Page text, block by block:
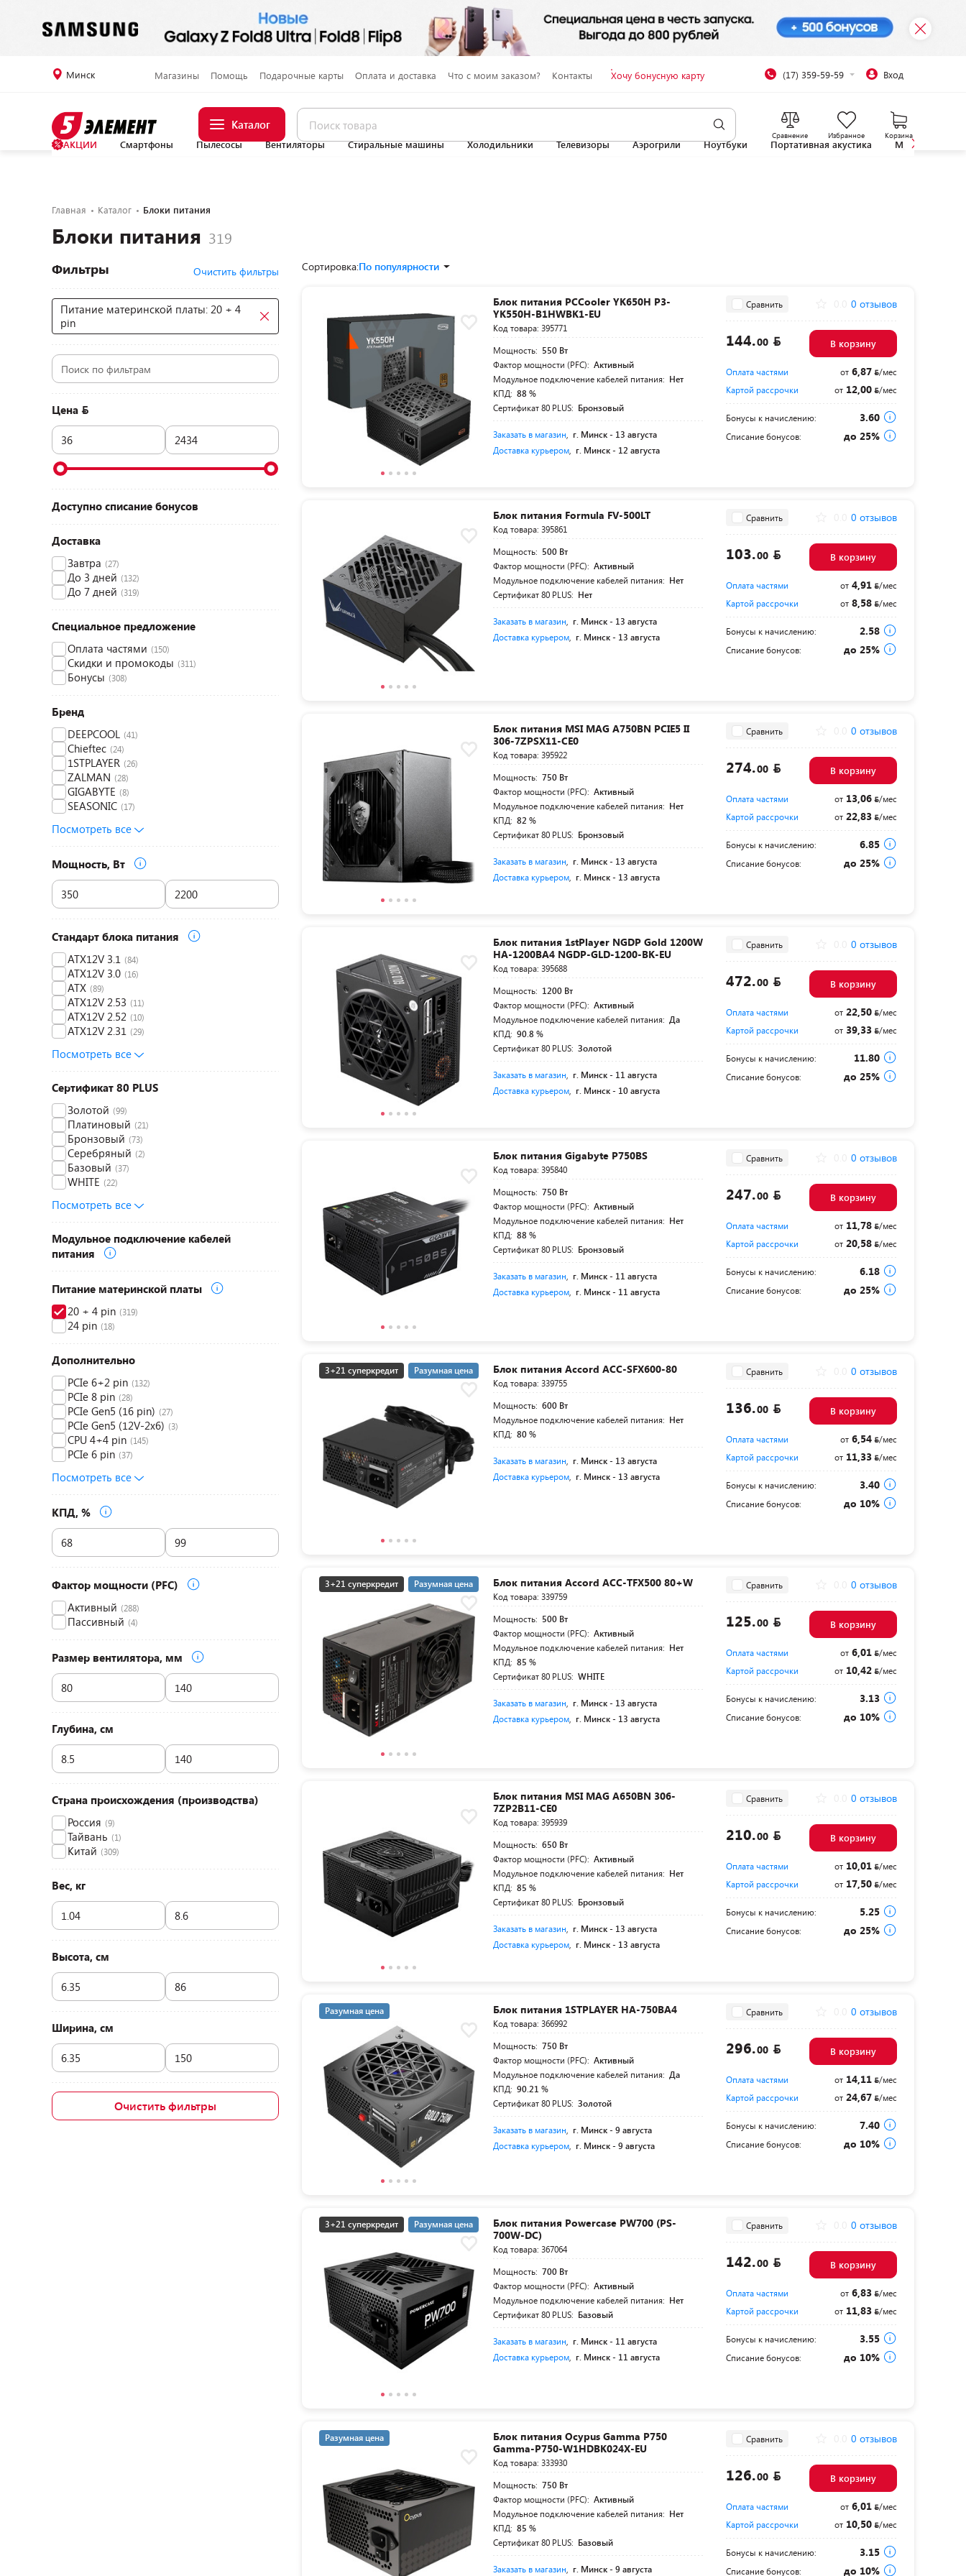
Минск Магазины Помощь Подарочные карты Оплата и доставка Что с моим заказом? Контакты Хочу бонусную карту (17) 359-59-59 Вход
Каталог
Сравнение Избранное Корзина
АКЦИИ Смартфоны Пылесосы Вентиляторы Стиральные машины Холодильники Телевизоры Аэрогрили Ноутбуки Портативная акустика
Главная Каталог Блоки питания
Блоки питания
Фильтры Очистить фильтры
Питание материнской платы: 20 + 4
pin
Цена
Доступно списание бонусов
Доставка
Завтра (27)
До 3 дней (132)
До 7 дней (319)
Специальное предложение
Оплата частями (150)
Скидки и промокоды (311)
Бонусы (308)
Бренд
DEEPCOOL (41)
Chieftec (24)
1STPLAYER (26)
ZALMAN (28)
GIGABYTE (8)
SEASONIC (17)
Посмотреть все
Мощность, Вт
Стандарт блока питания
ATX12V 3.1 (84)
ATX12V 3.0 (16)
ATX (89)
ATX12V 2.53 (11)
ATX12V 2.52 (10)
ATX12V 2.31 (29)
Посмотреть все
Сертификат 80 PLUS
Золотой (99)
Платиновый (21)
Бронзовый (73)
Серебряный (2)
Базовый (37)
WHITE (22)
Посмотреть все
Модульное подключение кабелей
питания
Питание материнской платы
20 + 4 pin (319)
24 pin (18)
Дополнительно
PCIe 6+2 pin (132)
PCIe 8 pin (28)
PCIe Gen5 (16 pin) (27)
PCIe Gen5 (12V-2x6) (3)
CPU 4+4 pin (145)
PCIe 6 pin (37)
Посмотреть все
КПД, %
Фактор мощности (PFC)
Активный (288)
Пассивный (4)
Размер вентилятора, мм
Глубина, см
Страна происхождения (производства)
Россия (9)
Тайвань (1)
Китай (309)
Вес, кг
Высота, см
Ширина, см
Очистить фильтры
Сортировка:По популярности
Блок питания PCCooler YK650H P3-
YK550H-B1HWBK1-EU
Код товара: 395771
Мощность: 550 Вт
Фактор мощности (PFC): Активный
Модульное подключение кабелей питания: Нет
КПД: 88 %
Сертификат 80 PLUS: Бронзовый
Заказать в магазин г. Минск - 13 августа
Доставка курьером г. Минск - 12 августа
Сравнить 0 отзывов
144.00 В корзину
Оплата частями от6,87
/мес
Картой рассрочки
от12,00 /мес
Бонусы к начислению: 3.60
Списание бонусов: до 25%
Блок питания Formula FV-500LT
Код товара: 395861
Мощность: 500 Вт
Фактор мощности (PFC): Активный
Модульное подключение кабелей питания: Нет
Сертификат 80 PLUS: Нет
Заказать в магазин г. Минск - 13 августа
Доставка курьером г. Минск - 13 августа
Сравнить 0 отзывов
103.00 В корзину
Оплата частями от4,91
/мес
Картой рассрочки
от8,58 /мес
Бонусы к начислению: 2.58
Списание бонусов: до 25%
Блок питания MSI MAG A750BN PCIE5 II
306-7ZPSX11-CE0
Код товара: 395922
Мощность: 750 Вт
Фактор мощности (PFC): Активный
Модульное подключение кабелей питания: Нет
КПД: 82 %
Сертификат 80 PLUS: Бронзовый
Заказать в магазин г. Минск - 13 августа
Доставка курьером г. Минск - 13 августа
Сравнить 0 отзывов
274.00 В корзину
Оплата частями от13,06
/мес
Картой рассрочки
от22,83 /мес
Бонусы к начислению: 6.85
Списание бонусов: до 25%
Блок питания 1stPlayer NGDP Gold 1200W
HA-1200BA4 NGDP-GLD-1200-BK-EU
Код товара: 395688
Мощность: 1200 Вт
Фактор мощности (PFC): Активный
Модульное подключение кабелей питания: Да
КПД: 90.8 %
Сертификат 80 PLUS: Золотой
Заказать в магазин г. Минск - 11 августа
Доставка курьером г. Минск - 10 августа
Сравнить 0 отзывов
472.00 В корзину
Оплата частями от22,50
/мес
Картой рассрочки
от39,33 /мес
Бонусы к начислению: 11.80
Списание бонусов: до 25%
Блок питания Gigabyte P750BS
Код товара: 395840
Мощность: 750 Вт
Фактор мощности (PFC): Активный
Модульное подключение кабелей питания: Нет
КПД: 88 %
Сертификат 80 PLUS: Бронзовый
Заказать в магазин г. Минск - 11 августа
Доставка курьером г. Минск - 11 августа
Сравнить 0 отзывов
247.00 В корзину
Оплата частями от11,78
/мес
Картой рассрочки
от20,58 /мес
Бонусы к начислению: 6.18
Списание бонусов: до 25%
3+21 суперкредит Разумная цена Блок питания Accord ACC-SFX600-80
Код товара: 339755
Мощность: 600 Вт
Модульное подключение кабелей питания: Нет
КПД: 80 %
Заказать в магазин г. Минск - 13 августа
Доставка курьером г. Минск - 13 августа
Сравнить 0 отзывов
136.00 В корзину
Оплата частями от6,54
/мес
Картой рассрочки
от11,33 /мес
Бонусы к начислению: 3.40
Списание бонусов: до 10%
3+21 суперкредит Разумная цена Блок питания Accord ACC-TFX500 80+W
Код товара: 339759
Мощность: 500 Вт
Фактор мощности (PFC): Активный
Модульное подключение кабелей питания: Нет
КПД: 85 %
Сертификат 80 PLUS: WHITE
Заказать в магазин г. Минск - 13 августа
Доставка курьером г. Минск - 13 августа
Сравнить 0 отзывов
125.00 В корзину
Оплата частями от6,01
/мес
Картой рассрочки
от10,42 /мес
Бонусы к начислению: 3.13
Списание бонусов: до 10%
Блок питания MSI MAG A650BN 306-
7ZP2B11-CE0
Код товара: 395939
Мощность: 650 Вт
Фактор мощности (PFC): Активный
Модульное подключение кабелей питания: Нет
КПД: 85 %
Сертификат 80 PLUS: Бронзовый
Заказать в магазин г. Минск - 13 августа
Доставка курьером г. Минск - 13 августа
Сравнить 0 отзывов
210.00 В корзину
Оплата частями от10,01
/мес
Картой рассрочки
от17,50 /мес
Бонусы к начислению: 5.25
Списание бонусов: до 25%
Разумная цена Блок питания 1STPLAYER HA-750BA4
Код товара: 366992
Мощность: 750 Вт
Фактор мощности (PFC): Активный
Модульное подключение кабелей питания: Да
КПД: 90.21 %
Сертификат 80 PLUS: Золотой
Заказать в магазин г. Минск -9 августа
Доставка курьером г. Минск -9 августа
Сравнить 0 отзывов
296.00 В корзину
Оплата частями от14,11
/мес
Картой рассрочки
от24,67 /мес
Бонусы к начислению: 7.40
Списание бонусов: до 10%
3+21 суперкредит Разумная цена
Блок питания Powercase PW700 (PS-
700W-DC)
Код товара: 367064
Мощность: 700 Вт
Фактор мощности (PFC): Активный
Модульное подключение кабелей питания: Нет
Сертификат 80 PLUS: Базовый
Заказать в магазин г. Минск - 11 августа
Доставка курьером г. Минск - 11 августа
Сравнить 0 отзывов
142.00 В корзину
Оплата частями от6,83
/мес
Картой рассрочки
от11,83 /мес
Бонусы к начислению: 3.55
Списание бонусов: до 10%
Разумная цена
Блок питания Ocypus Gamma P750
Gamma-P750-W1HDBK024X-EU
Код товара: 333930
Мощность: 750 Вт
Фактор мощности (PFC): Активный
Модульное подключение кабелей питания: Нет
КПД: 85 %
Сертификат 80 PLUS: Базовый
Заказать в магазин г. Минск -9 августа
Сравнить 0 отзывов
126.00 В корзину
Оплата частями от6,01
/мес
Картой рассрочки
от10,50 /мес
Бонусы к начислению: 3.15
Списание бонусов: до 10%